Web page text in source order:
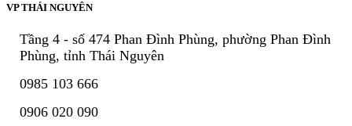
VP THÁI NGUYÊN
Tầng 4 - số 474 Phan Đình Phùng, phường Phan Đình
Phùng, tỉnh Thái Nguyên
0985 103 666
0906 020 090